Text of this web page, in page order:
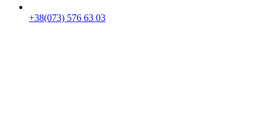
+38(073) 576 63 03